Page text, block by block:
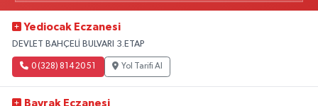
Yediocak Eczanesi
DEVLET BAHÇELİ BULVARI 3.ETAP
0 (328) 814 20 51 Yol Tarifi Al
Bayrak Eczanesi